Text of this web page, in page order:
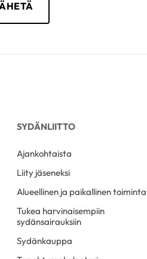
SYDÄNLIITTO
Ajankohtaista
Liity jäseneksi
Alueellinen ja paikallinen toiminta
Tukea harvinaisempiin
sydänsairauksiin
Sydänkauppa